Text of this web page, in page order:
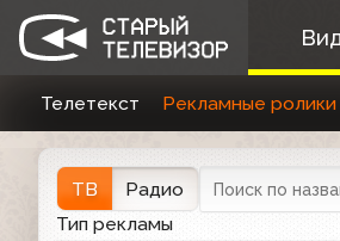
Телетекст Рекламные ролики
ТВ
Радио
Тип рекламы